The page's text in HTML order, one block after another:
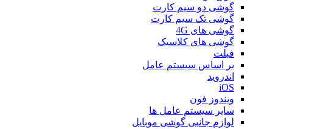
گوشی دو سیم کارت
گوشی تک سیم کارت
گوشی های 4G
گوشی های کلاسیک
فبلت
بر اساس سیستم عامل
اندروید
iOS
ویندوز فون
سایر سیستم عامل ها
لوازم جانبی گوشی موبایل